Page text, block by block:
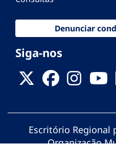
Denunciar
Siga-nos
Escritório Regional
Organização